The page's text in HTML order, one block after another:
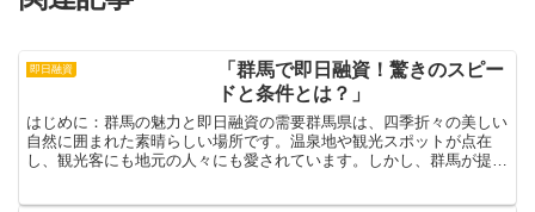
即日融資
「群馬で即日融資！驚きのスピー
ドと条件とは？」
はじめに：群馬の魅力と即日融資の需要群馬県は、四季折々の美しい
自然に囲まれた素晴らしい場所です。温泉地や観光スポットが点在
し、観光客にも地元の人々にも愛されています。しかし、群馬が提供